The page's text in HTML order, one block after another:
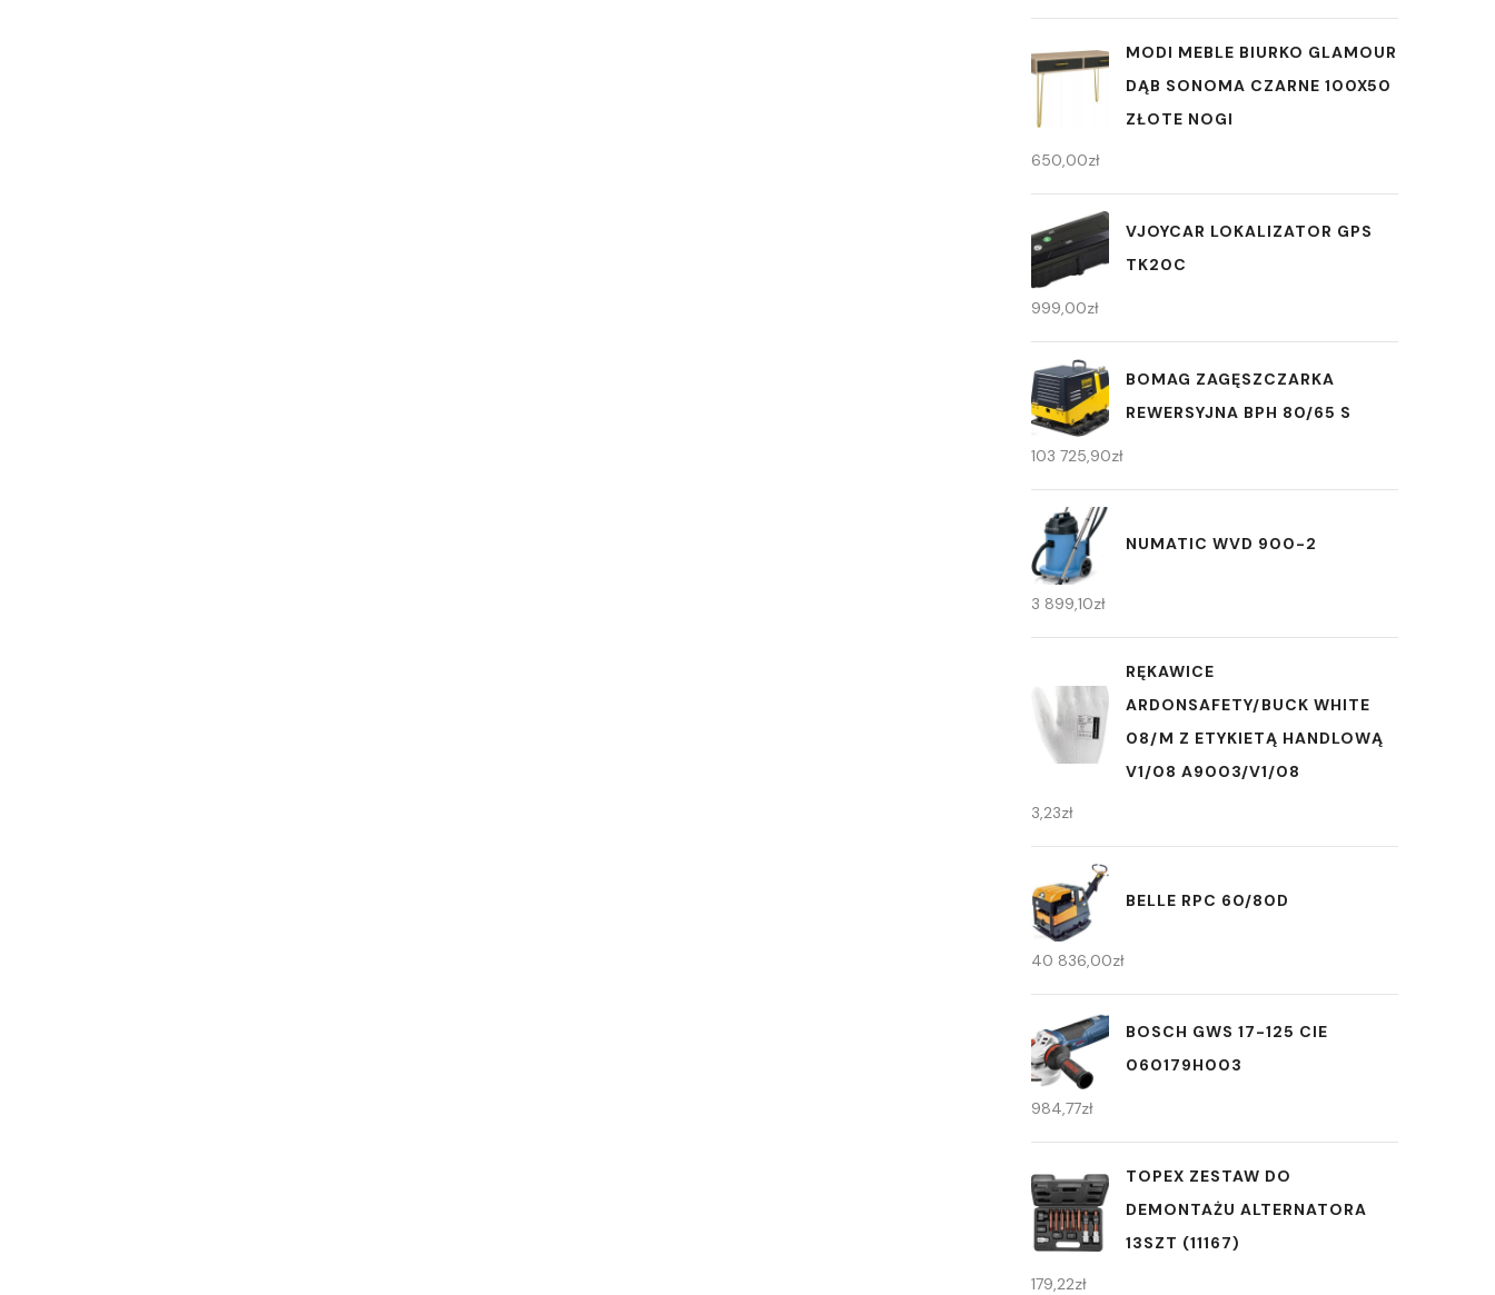
MODI MEBLE BIURKO GLAMOUR
DĄB SONOMA CZARNE 100X50
ZŁOTE NOGI
650,00zł
VJOYCAR LOKALIZATOR GPS
TK20C
999,00zł
BOMAG ZAGĘSZCZARKA
REWERSYJNA BPH 80/65 S
103 725,90zł
NUMATIC WVD 900-2
3 899,10zł
RĘKAWICE
ARDONSAFETY/BUCK WHITE
08/M Z ETYKIETĄ HANDLOWĄ
V1/08 A9003/V1/08
3,23zł
BELLE RPC 60/80D
40 836,00zł
BOSCH GWS 17-125 CIE
060179H003
984,77zł
TOPEX ZESTAW DO
DEMONTAŻU ALTERNATORA
13SZT (11167)
179,22zł